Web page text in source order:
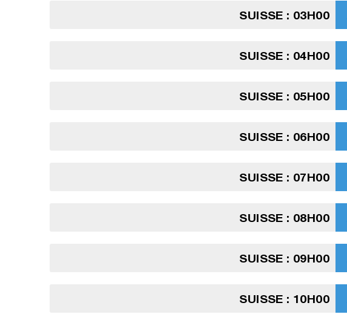
SUISSE : 03H00
SUISSE : 04H00
SUISSE : 05H00
SUISSE : 06H00
SUISSE : 07H00
SUISSE : 08H00
SUISSE : 09H00
SUISSE : 10H00